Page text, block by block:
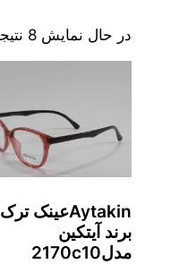
در حال نمایش 8 نتیجه
Aytakinعینک ترک
برند آیتکین
مدل2170c10